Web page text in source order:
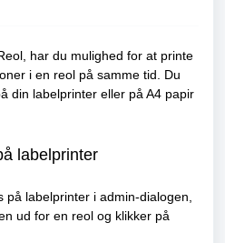
har du mulighed for at printe
i en reol på samme tid. Du
din labelprinter eller på A4 papir
labelprinter
labelprinter i admin-dialogen,
ud for en reol og klikker på